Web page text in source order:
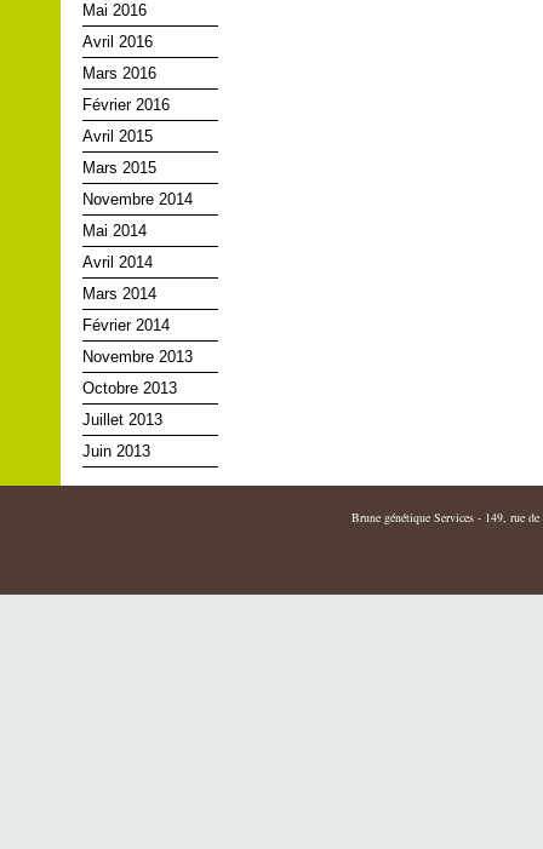
Mai 2016
Avril 2016
Mars 2016
Février 2016
Avril 2015
Mars 2015
Novembre 2014
Mai 2014
Avril 2014
Mars 2014
Février 2014
Novembre 2013
Octobre 2013
Juillet 2013
Juin 2013
Brune génétique Services - 149, rue